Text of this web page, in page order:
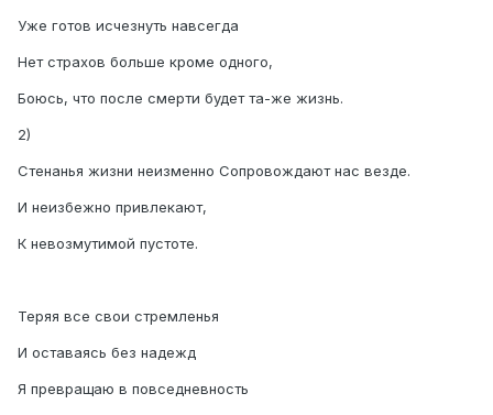
Уже готов исчезнуть навсегда
Нет страхов больше кроме одного,
Боюсь, что после смерти будет та-же жизнь.
2)
Стенанья жизни неизменно Сопровождают нас везде.
И неизбежно привлекают,
К невозмутимой пустоте.
Теряя все свои стремленья
И оставаясь без надежд
Я превращаю в повседневность